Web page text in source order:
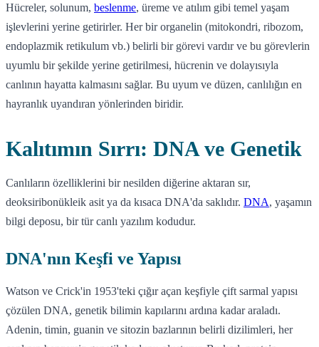
Hücreler, solunum, beslenme, üreme ve atılım gibi temel yaşam
işlevlerini yerine getirirler. Her bir organelin (mitokondri, ribozom,
endoplazmik retikulum vb.) belirli bir görevi vardır ve bu görevlerin
uyumlu bir şekilde yerine getirilmesi, hücrenin ve dolayısıyla
canlının hayatta kalmasını sağlar. Bu uyum ve düzen, canlılığın en
hayranlık uyandıran yönlerinden biridir.
Kalıtımın Sırrı: DNA ve Genetik
Canlıların özelliklerini bir nesilden diğerine aktaran sır,
deoksiribonükleik asit ya da kısaca DNA'da saklıdır. DNA, yaşamın
bilgi deposu, bir tür canlı yazılım kodudur.
DNA'nın Keşfi ve Yapısı
Watson ve Crick'in 1953'teki çığır açan keşfiyle çift sarmal yapısı
çözülen DNA, genetik bilimin kapılarını ardına kadar araladı.
Adenin, timin, guanin ve sitozin bazlarının belirli dizilimleri, her